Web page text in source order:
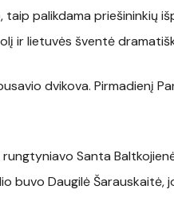
palikdama priešininkių
ir lietuvės šventė
dvikova. Pirmadienį
Santa
buvo Daugilė Šarauskaitė,